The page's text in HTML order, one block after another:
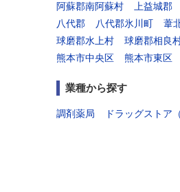
阿蘇郡南阿蘇村
上益城郡
八代郡
八代郡氷川町 葦
球磨郡水上村
球磨郡相良
熊本市中央区
熊本市東区
業種から探す
調剤薬局 ドラッグストア